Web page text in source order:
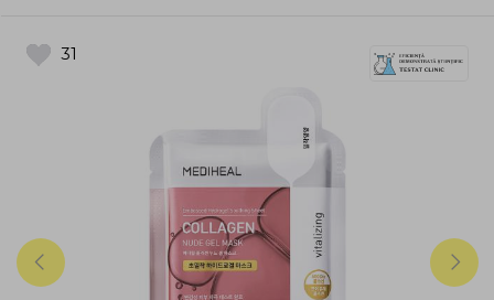
31